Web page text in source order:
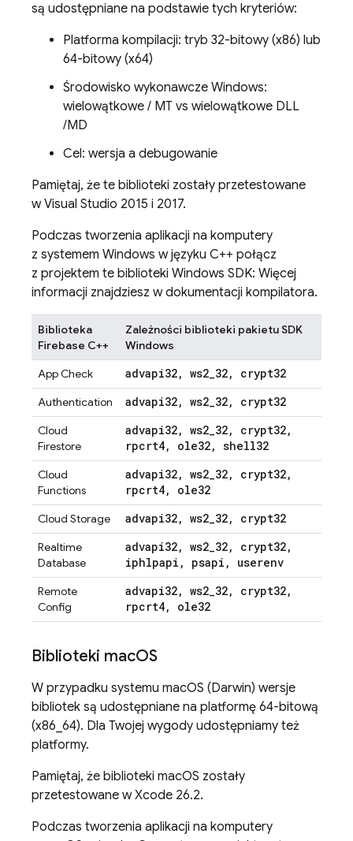
są udostępniane na podstawie tych kryteriów:
Platforma kompilacji: tryb 32-bitowy (x86) lub
64-bitowy (x64)
Środowisko wykonawcze Windows:
wielowątkowe / MT vs wielowątkowe DLL
/MD
Cel: wersja a debugowanie
Pamiętaj, że te biblioteki zostały przetestowane
w Visual Studio 2015 i 2017.
Podczas tworzenia aplikacji na komputery
z systemem Windows w języku C++ połącz
z projektem te biblioteki Windows SDK: Więcej
informacji znajdziesz w dokumentacji kompilatora.
Biblioteka
Firebase C++
Zależności biblioteki pakietu SDK
Windows
App Check
advapi32, ws2_32, crypt32
Authentication advapi32, ws2_32, crypt32
Cloud
Firestore
advapi32, ws2_32, crypt32,
rpcrt4, ole32, shell32
Cloud
Functions
advapi32, ws2_32, crypt32,
rpcrt4, ole32
Cloud Storage advapi32, ws2_32, crypt32
Realtime
Database
advapi32, ws2_32, crypt32,
iphlpapi , psapi , userenv
Remote
Config
advapi32, ws2_32, crypt32,
rpcrt4, ole32
Biblioteki macOS
W przypadku systemu macOS (Darwin) wersje
bibliotek są udostępniane na platformę 64-bitową
(x86_64). Dla Twojej wygody udostępniamy też
platformy.
Pamiętaj, że biblioteki macOS zostały
przetestowane w Xcode 26.2.
Podczas tworzenia aplikacji na komputery